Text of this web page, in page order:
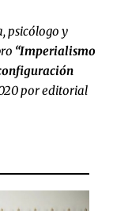
psicólogo y
“Imperialismo
por editorial